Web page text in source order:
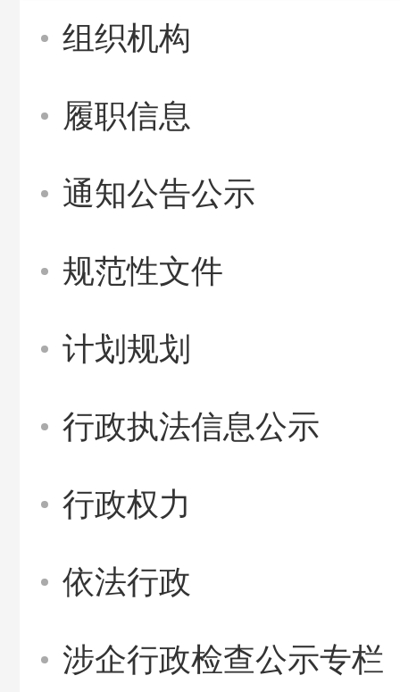
组织机构
履职信息
通知公告公示
规范性文件
计划规划
行政执法信息公示
行政权力
依法行政
涉企行政检查公示专栏